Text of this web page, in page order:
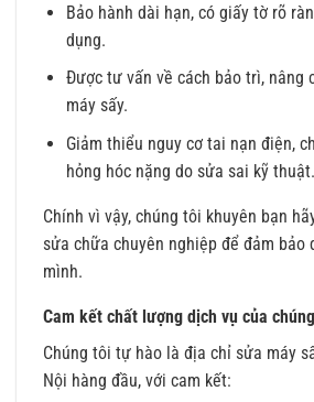
Bảo hành dài hạn, có giấy tờ rõ
dụng.
Được tư vấn về cách bảo trì, nâng
máy sấy.
Giảm thiểu nguy cơ tai nạn điện,
hỏng hóc nặng do sửa sai kỹ thuật.
Chính vì vậy, chúng tôi khuyên bạn
sửa chữa chuyên nghiệp để đảm bảo
mình.
Cam kết chất lượng dịch vụ của
Chúng tôi tự hào là địa chỉ sửa máy
Nội hàng đầu, với cam kết: